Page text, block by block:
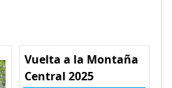
Vuelta a la Montaña
Central 2025